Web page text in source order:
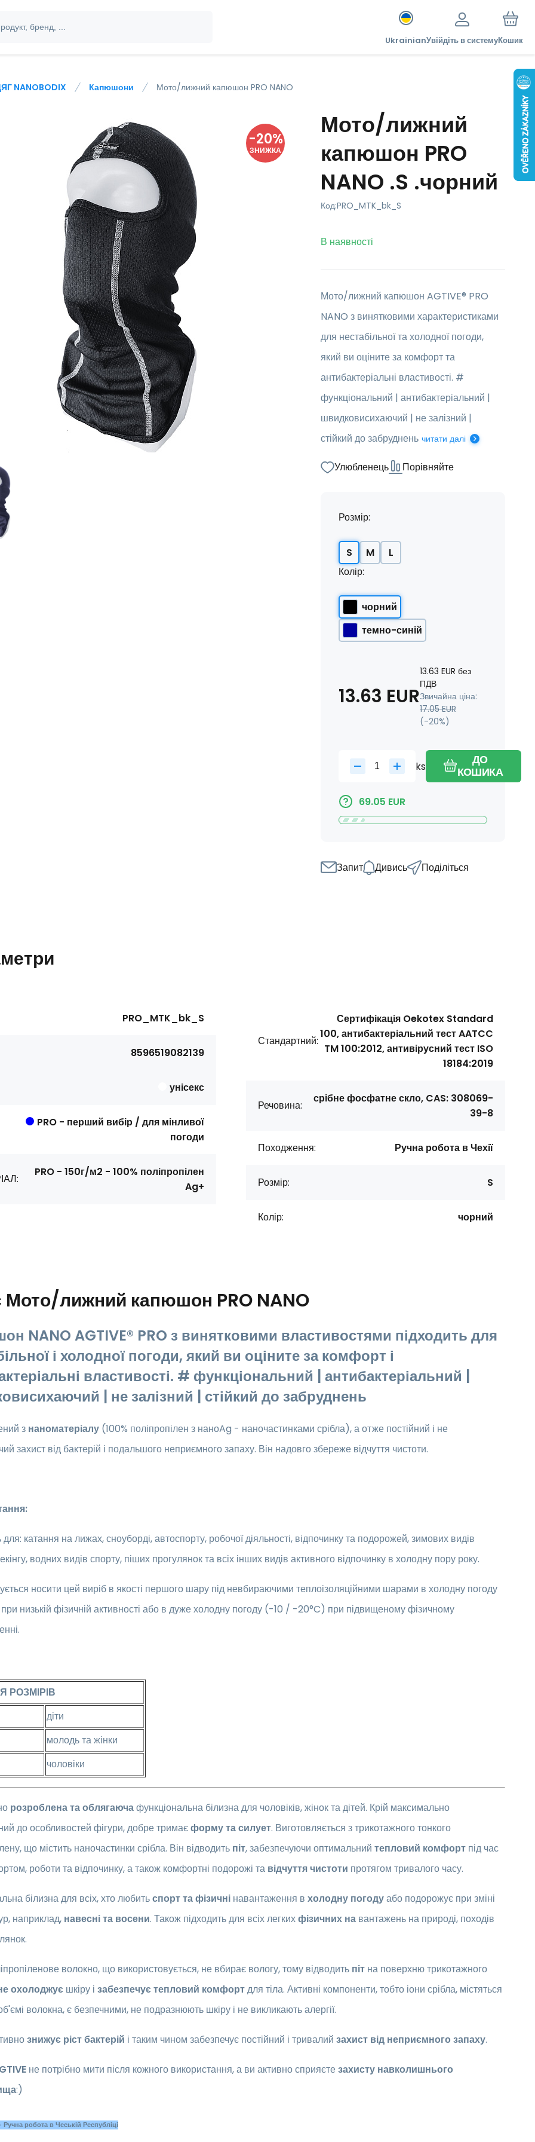
UkrainianУвійдіть в системуКошик
NANOBODIX Капюшони Мото/лижний капюшон PRO NANO
-20%
ЗНИЖКА
Мото/лижний
капюшон PRO
NANO .S .чорний
Код:PRO_MTK_bk_S
В наявності
Мото/лижний капюшон AGTIVE® PRO
NANO з винятковими характеристиками
для нестабільної та холодної погоди,
який ви оціните за комфорт та
антибактеріальні властивості. #
функціональний | антибактеріальний |
швидковисихаючий | не залізний |
стійкий до забруднень читати далі
Улюбленець Порівняйте
Розмір:
S M
L
Колір:
чорний
темно-синій
13.63 EUR
13.63 EUR без
ПДВ
Звичайна ціна:
17.05 EUR
(-20%)
ks
ДО
КОШИКА
69.05 EUR
Запит Дивись Поділіться
PRO_MTK_bk_S
8596519082139
унісекс
PRO - перший вибір / для мінливої
погоди
PRO - 150г/м2 - 100% поліпропілен
Ag+
Стандартний:
Сертифікація Oekotex Standard
100, антибактеріальний тест AATCC
TM 100:2012, антивірусний тест ISO
18184:2019
Речовина:
срібне фосфатне скло, CAS: 308069-
39-8
Походження: Ручна робота в Чехії
Розмір: S
Колір: чорний
Мото/лижний капюшон PRO NANO
NANO AGTIVE® PRO з винятковими властивостями підходить для
і холодної погоди, який ви оціните за комфорт і
властивості. # функціональний | антибактеріальний |
| не залізний | стійкий до забруднень
з наноматеріалу (100% поліпропілен з наноAg - наночастинками срібла), а отже постійний і не
захист від бактерій і подальшого неприємного запаху. Він надовго збереже відчуття чистоти.
для: катання на лижах, сноуборді, автоспорту, робочої діяльності, відпочинку та подорожей, зимових видів
водних видів спорту, піших прогулянок та всіх інших видів активного відпочинку в холодну пору року.
носити цей виріб в якості першого шару під невбираючими теплоізоляційними шарами в холодну погоду
низькій фізичній активності або в дуже холодну погоду (-10 / -20°C) при підвищеному фізичному
РОЗМІРІВ
діти
молодь та жінки
чоловіки
розроблена та облягаючафункціональна білизна для чоловіків, жінок та дітей. Крій максимально
до особливостей фігури, добре тримаєформу та силует. Виготовляється з трикотажного тонкого
що містить наночастинки срібла. Він відводить піт, забезпечуючи оптимальний тепловий комфорт під час
роботи та відпочинку, а також комфортні подорожі та відчуття чистоти протягом тривалого часу.
білизна для всіх, хто любитьспорт та фізичні навантаження в холодну погодуабо подорожує при зміні
наприклад, навесні та восени. Також підходить для всіх легкихфізичних на вантажень на природі, походів
волокно, що використовується, не вбирає вологу, тому відводить піт на поверхню трикотажного
охолоджує шкіру і забезпечує тепловий комфортдля тіла. Активні компоненти, тобто іони срібла, містяться
волокна, є безпечними, не подразнюють шкіру і не викликають алергії.
знижує ріст бактерій і таким чином забезпечує постійний і тривалий захист від неприємного запаху.
не потрібно мити після кожного використання, а ви активно сприяєтезахисту навколишнього
:)
робота в Чеській Республіці